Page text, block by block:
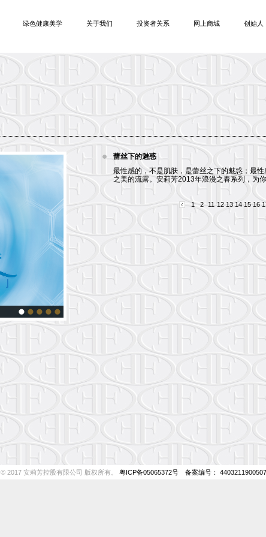
绿色健康美学 关于我们 投资者关系 网上商城 创始人
蕾丝下的魅惑
最性感的，不是肌肤，是蕾丝之下的魅惑；最
之美的流露。安莉芳2013年浪漫之春系列，为
1 2 11 12 13 14 15 16
© 2017 安莉芳控股有限公司 版权所有。 粤ICP备05065372号 备案编号： 4403211900507